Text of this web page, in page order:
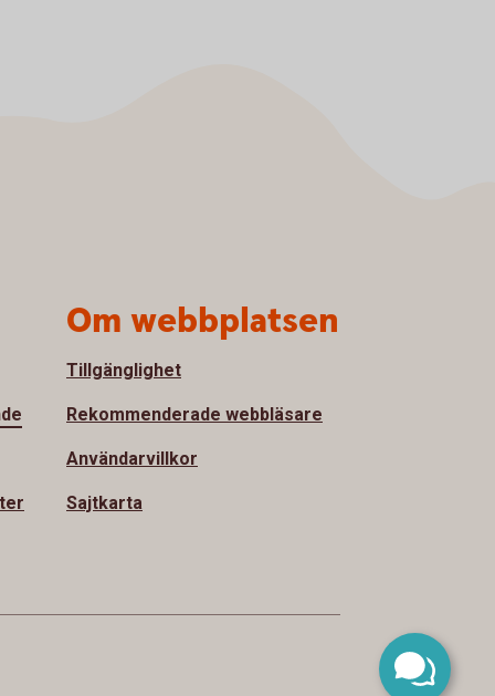
Om webbplatsen
Tillgänglighet
Rekommenderade webbläsare
Användarvillkor
Sajtkarta